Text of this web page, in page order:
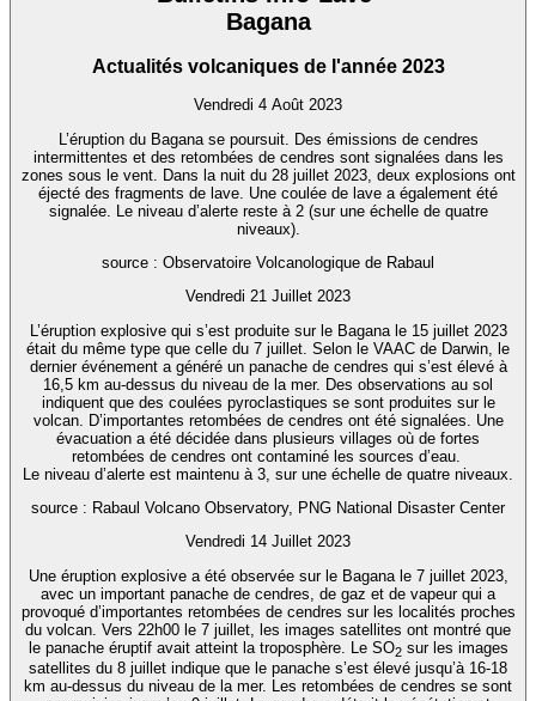
Bagana
Actualités volcaniques de l'année 2023
Vendredi 4 Août 2023
L’éruption du Bagana se poursuit. Des émissions de cendres
intermittentes et des retombées de cendres sont signalées dans les
zones sous le vent. Dans la nuit du 28 juillet 2023, deux explosions ont
éjecté des fragments de lave. Une coulée de lave a également été
signalée. Le niveau d’alerte reste à 2 (sur une échelle de quatre
niveaux).
source : Observatoire Volcanologique de Rabaul
Vendredi 21 Juillet 2023
L’éruption explosive qui s’est produite sur le Bagana le 15 juillet 2023
était du même type que celle du 7 juillet. Selon le VAAC de Darwin, le
dernier événement a généré un panache de cendres qui s’est élevé à
16,5 km au-dessus du niveau de la mer. Des observations au sol
indiquent que des coulées pyroclastiques se sont produites sur le
volcan. D’importantes retombées de cendres ont été signalées. Une
évacuation a été décidée dans plusieurs villages où de fortes
retombées de cendres ont contaminé les sources d’eau.
Le niveau d’alerte est maintenu à 3, sur une échelle de quatre niveaux.
source : Rabaul Volcano Observatory, PNG National Disaster Center
Vendredi 14 Juillet 2023
Une éruption explosive a été observée sur le Bagana le 7 juillet 2023,
avec un important panache de cendres, de gaz et de vapeur qui a
provoqué d’importantes retombées de cendres sur les localités proches
du volcan. Vers 22h00 le 7 juillet, les images satellites ont montré que
le panache éruptif avait atteint la troposphère. Le SO2sur les images
satellites du 8 juillet indique que le panache s’est élevé jusqu’à 16-18
km au-dessus du niveau de la mer. Les retombées de cendres se sont